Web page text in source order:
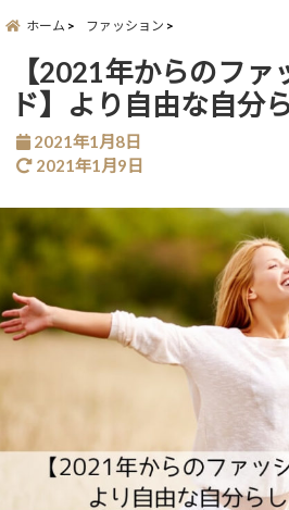
ホーム ファッション
【2021年からのフ
ド】より自由な自分
2021年1月8日
2021年1月9日